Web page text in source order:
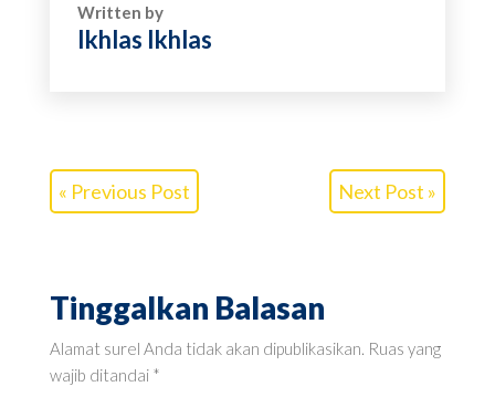
Written by
Ikhlas Ikhlas
« Previous Post Next Post »
Tinggalkan Balasan
Alamat surel Anda tidak akan dipublikasikan. Ruas yang
wajib ditandai *